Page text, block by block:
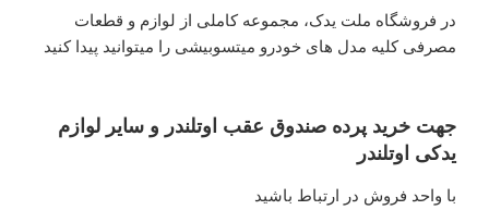
در فروشگاه ملت یدک، مجموعه کاملی از لوازم و قطعات
مصرفی کلیه مدل های خودرو میتسوبیشی را میتوانید پیدا کنید
جهت خرید پرده صندوق عقب اوتلندر و سایر لوازم
یدکی اوتلندر
با واحد فروش در ارتباط باشید